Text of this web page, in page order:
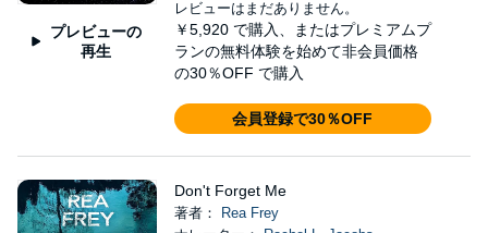
プレビューの
再生
レビューはまだありません。
￥5,920 で購入、またはプレミアムプ
ランの無料体験を始めて非会員価格
の30％OFF で購入
会員登録で30％OFF
Don't Forget Me
著者：
Rea Frey